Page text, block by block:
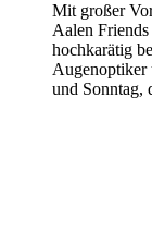
Mit großer
Aalen
hochkarätig
Augenoptiker
und Sonntag,